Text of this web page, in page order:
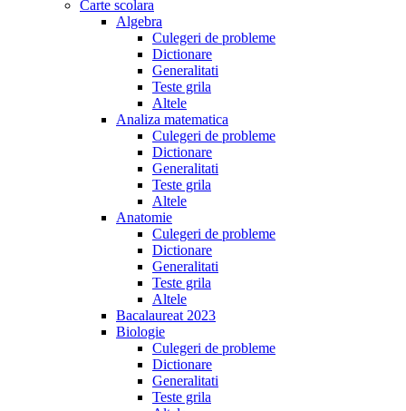
Carte scolara
Algebra
Culegeri de probleme
Dictionare
Generalitati
Teste grila
Altele
Analiza matematica
Culegeri de probleme
Dictionare
Generalitati
Teste grila
Altele
Anatomie
Culegeri de probleme
Dictionare
Generalitati
Teste grila
Altele
Bacalaureat 2023
Biologie
Culegeri de probleme
Dictionare
Generalitati
Teste grila